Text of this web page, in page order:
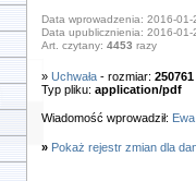
Data wprowadzenia: 2016-01-
Data upublicznienia: 2016-01-
Art. czytany: 4453 razy
» Uchwała- rozmiar: 250761
Typ pliku: application/pdf
Wiadomość wprowadził:
» Pokaż rejestr zmian dla